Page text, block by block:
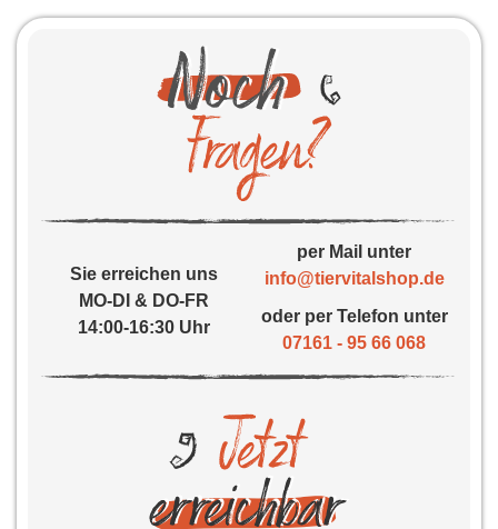
Sie erreichen uns
MO-DI & DO-FR
14:00-16:30 Uhr
per Mail unter
info@tiervitalshop.de
oder per Telefon unter
07161 - 95 66 068